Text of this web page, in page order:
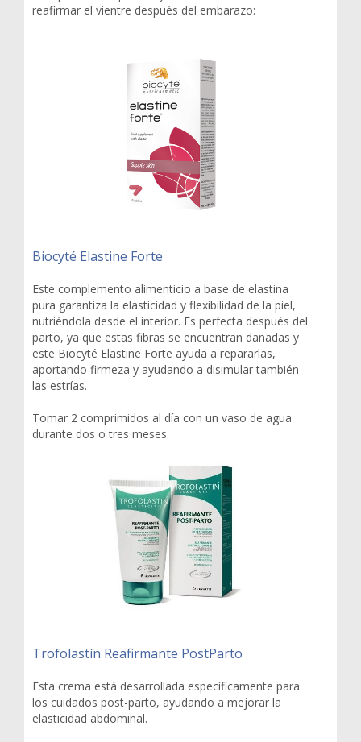
reafirmar el vientre después del embarazo:
Biocyté Elastine Forte
Este complemento alimenticio a base de elastina
pura garantiza la elasticidad y flexibilidad de la piel,
nutriéndola desde el interior. Es perfecta después del
parto, ya que estas fibras se encuentran dañadas y
este Biocyté Elastine Forte ayuda a repararlas,
aportando firmeza y ayudando a disimular también
las estrías.
Tomar 2 comprimidos al día con un vaso de agua
durante dos o tres meses.
Trofolastín Reafirmante PostParto
Esta crema está desarrollada específicamente para
los cuidados post-parto, ayudando a mejorar la
elasticidad abdominal.